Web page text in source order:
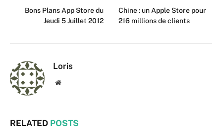
Bons Plans App Store du
Jeudi 5 Juillet 2012
Chine : un Apple Store pour
216 millions de clients
Loris
Website
RELATED POSTS